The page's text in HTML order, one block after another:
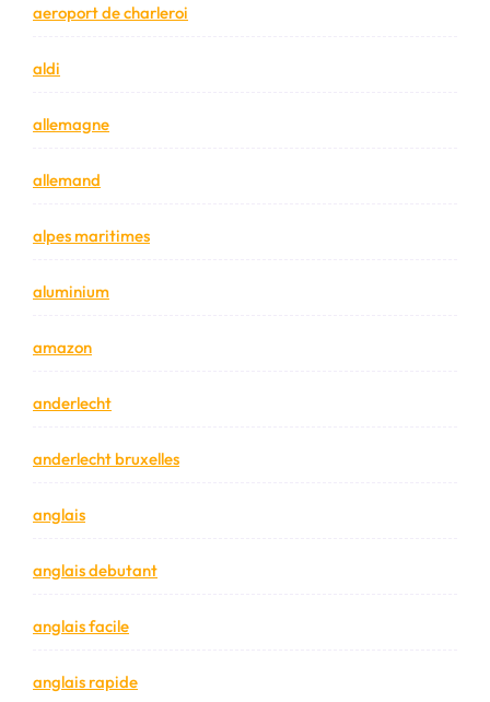
aeroport de charleroi
aldi
allemagne
allemand
alpes maritimes
aluminium
amazon
anderlecht
anderlecht bruxelles
anglais
anglais debutant
anglais facile
anglais rapide